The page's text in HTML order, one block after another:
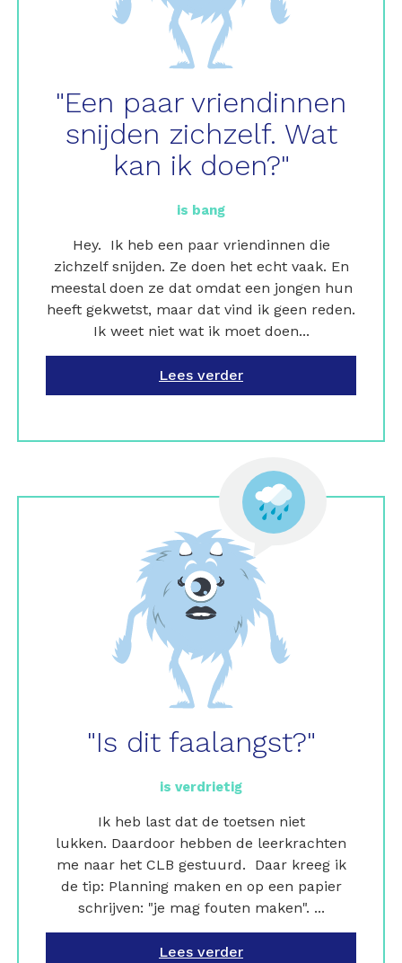
"Een paar vriendinnen
snijden zichzelf. Wat
kan ik doen?"
is bang
Hey. Ik heb een paar vriendinnen die
zichzelf snijden. Ze doen het echt vaak. En
meestal doen ze dat omdat een jongen hun
heeft gekwetst, maar dat vind ik geen reden.
Ik weet niet wat ik moet doen...
Lees verder
"Is dit faalangst?"
is verdrietig
Ik heb last dat de toetsen niet
lukken. Daardoor hebben de leerkrachten
me naar het CLB gestuurd. Daar kreeg ik
de tip: Planning maken en op een papier
schrijven: "je mag fouten maken". ...
Lees verder